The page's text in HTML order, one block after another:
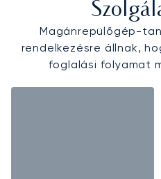
Magánrepülőgép-
rendelkezésre állnak,
foglalási folyamat